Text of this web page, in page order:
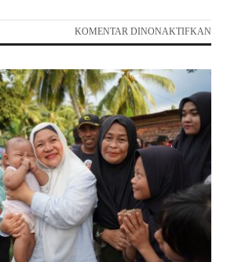
KOMENTAR DINONAKTIFKAN
TIM
3